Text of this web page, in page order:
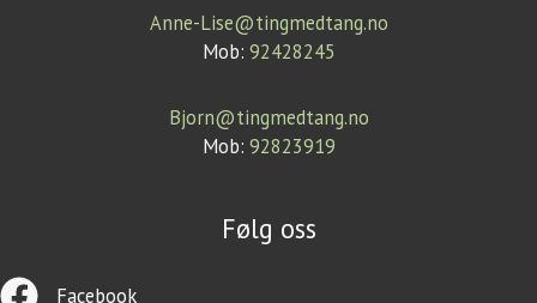
Anne-Lise@tingmedtang.no
Mob: 92428245
Bjorn@tingmedtang.no
Mob: 92823919
Følg oss
Facebook